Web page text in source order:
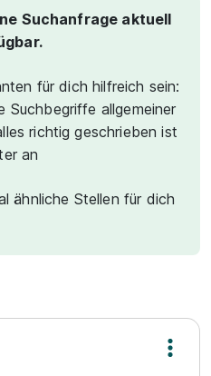
Suchanfrage aktuell
für dich hilfreich sein:
Suchbegriffe allgemeiner
richtig geschrieben ist
an
ähnliche Stellen für dich